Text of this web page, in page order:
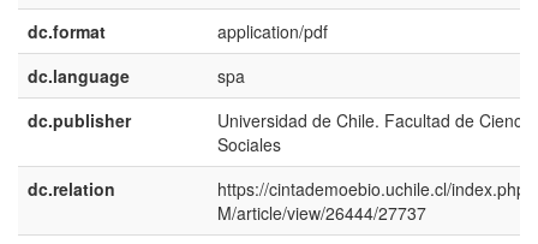
dc.format
application/pdf
dc.language
spa
dc.publisher
Universidad de Chile. Facultad de
Sociales
dc.relation
https://cintademoebio.uchile.cl/index.php/
M/article/view/26444/27737